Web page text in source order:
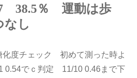
38.5％ 運動は歩
し
化度チェック 初めて測った時よ
0.54でｃ判定 11/10 0.46まで下